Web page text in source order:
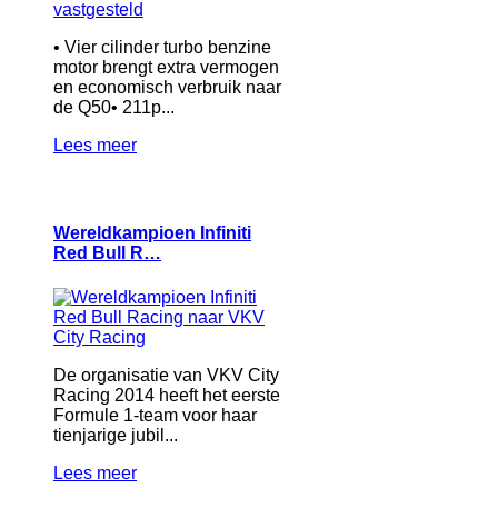
• Vier cilinder turbo benzine
motor brengt extra vermogen
en economisch verbruik naar
de Q50• 211p...
Lees meer
Wereldkampioen Infiniti
Red Bull R…
De organisatie van VKV City
Racing 2014 heeft het eerste
Formule 1-team voor haar
tienjarige jubil...
Lees meer